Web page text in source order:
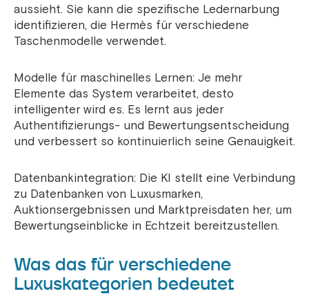
aussieht. Sie kann die spezifische Ledernarbung
identifizieren, die Hermès für verschiedene
Taschenmodelle verwendet.
Modelle für maschinelles Lernen: Je mehr
Elemente das System verarbeitet, desto
intelligenter wird es. Es lernt aus jeder
Authentifizierungs- und Bewertungsentscheidung
und verbessert so kontinuierlich seine Genauigkeit.
Datenbankintegration: Die KI stellt eine Verbindung
zu Datenbanken von Luxusmarken,
Auktionsergebnissen und Marktpreisdaten her, um
Bewertungseinblicke in Echtzeit bereitzustellen.
Was das für verschiedene
Luxuskategorien bedeutet